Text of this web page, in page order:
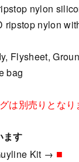
nylon
ripstop nylon
Flysheet,
bag
は別売りとな
ます
Kit → ■